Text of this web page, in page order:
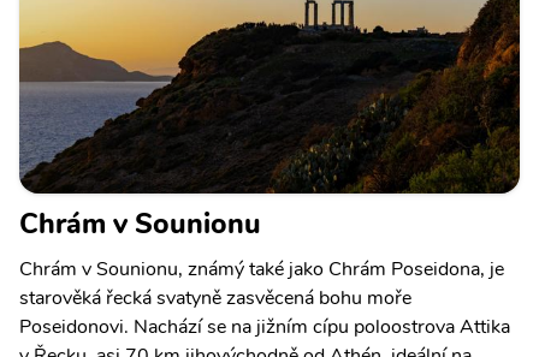
Chrám v Sounionu
Chrám v Sounionu, známý také jako Chrám Poseidona, je
starověká řecká svatyně zasvěcená bohu moře
Poseidonovi. Nachází se na jižním cípu poloostrova Attika